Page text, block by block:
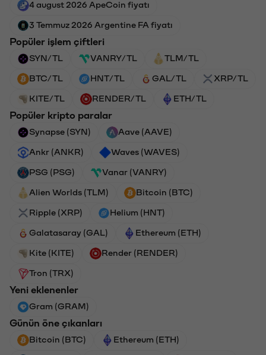
4 august 2026 ApeCoin fiyatı
3 Temmuz 2026 Argentine FA fiyatı
Popüler işlem çiftleri
SYN/TL VANRY/TL TLM/TL
BTC/TL HNT/TL GAL/TL XRP/TL
KITE/TL RENDER/TL ETH/TL
Popüler kripto paralar
Synapse (SYN) Aave (AAVE)
Ankr (ANKR) Waves (WAVES)
PSG (PSG) Vanar (VANRY)
Alien Worlds (TLM) Bitcoin (BTC)
Ripple (XRP) Helium (HNT)
Galatasaray (GAL) Ethereum (ETH)
Kite (KITE) Render (RENDER)
Tron (TRX)
Yeni eklenenler
Gram (GRAM)
Günün öne çıkanları
Bitcoin (BTC) Ethereum (ETH)